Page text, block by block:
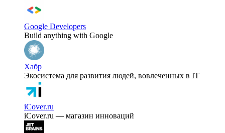
Google Developers
Build anything with Google
Хабр
Экосистема для развития людей, вовлеченных в IT
iCover.ru
iCover.ru — магазин инноваций